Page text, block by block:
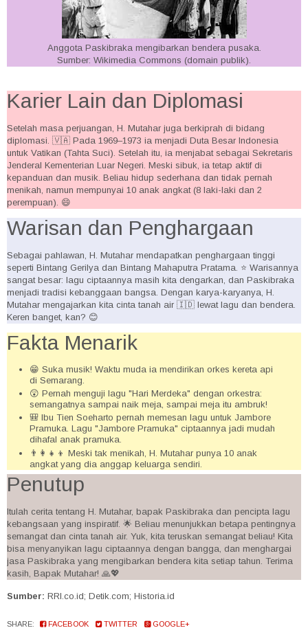
Anggota Paskibraka mengibarkan bendera pusaka.
Sumber: Wikimedia Commons (domain publik).
Karier Lain dan Diplomasi
Setelah masa perjuangan, H. Mutahar juga berkiprah di bidang
diplomasi. 🇻🇦 Pada 1969–1973 ia menjadi Duta Besar Indonesia
untuk Vatikan (Tahta Suci). Setelah itu, ia menjabat sebagai Sekretaris
Jenderal Kementerian Luar Negeri. Meski sibuk, ia tetap aktif di
kepanduan dan musik. Beliau hidup sederhana dan tidak pernah
menikah, namun mempunyai 10 anak angkat (8 laki-laki dan 2
perempuan). 😄
Warisan dan Penghargaan
Sebagai pahlawan, H. Mutahar mendapatkan penghargaan tinggi
seperti Bintang Gerilya dan Bintang Mahaputra Pratama. ⭐ Warisannya
sangat besar: lagu ciptaannya masih kita dengarkan, dan Paskibraka
menjadi tradisi kebanggaan bangsa. Dengan karya-karyanya, H.
Mutahar mengajarkan kita cinta tanah air 🇮🇩 lewat lagu dan bendera.
Keren banget, kan? 😊
Fakta Menarik
😁 Suka musik! Waktu muda ia mendirikan orkes kereta api
di Semarang.
😲 Pernah menguji lagu "Hari Merdeka" dengan orkestra:
semangatnya sampai naik meja, sampai meja itu ambruk!
🎒 Ibu Tien Soeharto pernah memesan lagu untuk Jambore
Pramuka. Lagu "Jambore Pramuka" ciptaannya jadi mudah
dihafal anak pramuka.
👨‍👩‍👧‍👦 Meski tak menikah, H. Mutahar punya 10 anak
angkat yang dia anggap keluarga sendiri.
Penutup
Itulah cerita tentang H. Mutahar, bapak Paskibraka dan pencipta lagu
kebangsaan yang inspiratif. 🌟 Beliau menunjukkan betapa pentingnya
semangat dan cinta tanah air. Yuk, kita teruskan semangat beliau! Kita
bisa menyanyikan lagu ciptaannya dengan bangga, dan menghargai
jasa Paskibraka yang mengibarkan bendera kita setiap tahun. Terima
kasih, Bapak Mutahar! 🙏💖
Sumber: RRI.co.id; Detik.com; Historia.id
SHARE: FACEBOOK TWITTER GOOGLE+